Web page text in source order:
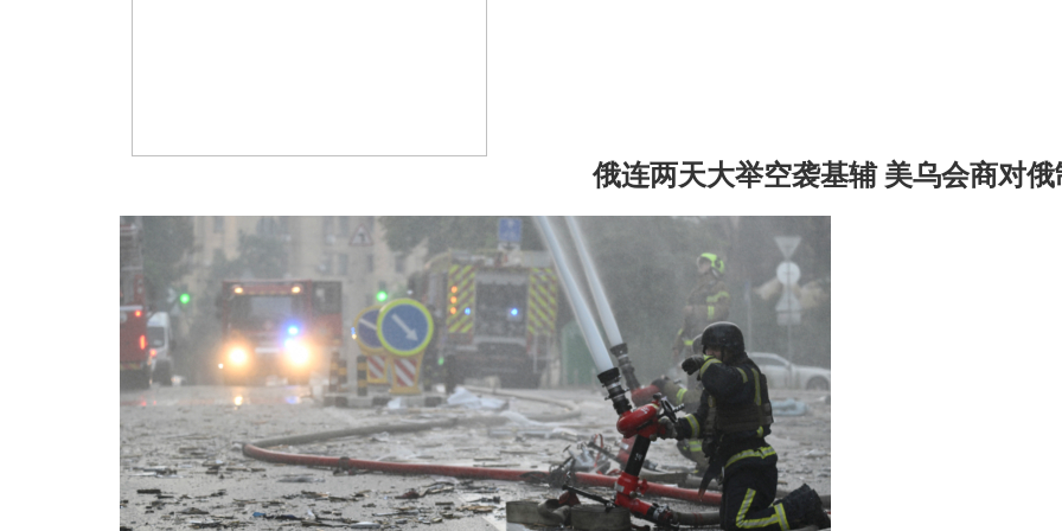
俄连两天大举空袭基辅 美乌会商对俄